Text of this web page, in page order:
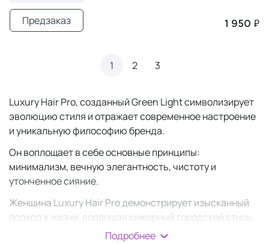
1 950 ₽
Предзаказ
1 2 3
Luxury Hair Pro, созданный Green Light символизирует
эволюцию стиля и отражает современное настроение
и уникальную философию бренда.
Он воплощает в себе основные принципы:
минимализм, вечную элегантность, чистоту и
утонченное сияние.
Женщина Luxury Hair Pro демонстрирует изысканный
подход к жизни, воплощая шикарный городской стиль,
где истинная роскошь заключается в продуктивно
Подробнее